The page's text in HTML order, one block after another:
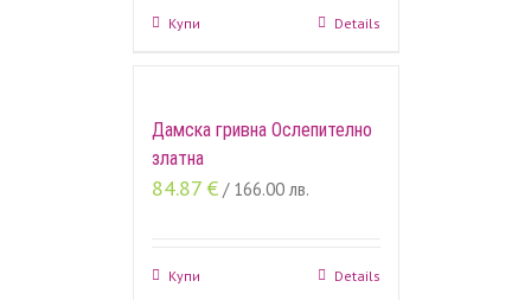
Купи Details
Дамска гривна Ослепително
златна
84.87 € / 166.00 лв.
Купи Details